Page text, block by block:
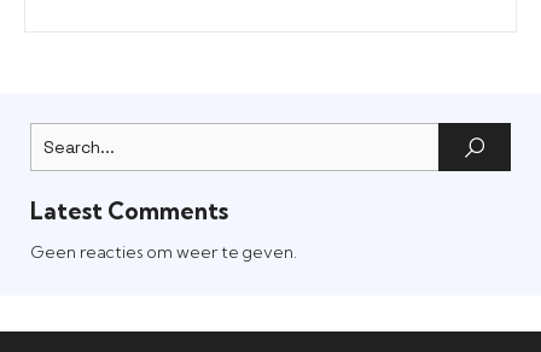
Latest Comments
Geen reacties om weer te geven.